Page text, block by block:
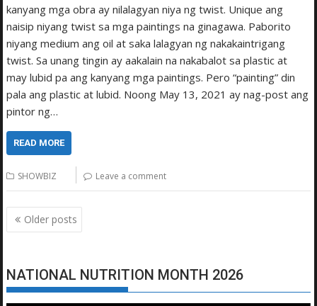
kanyang mga obra ay nilalagyan niya ng twist. Unique ang
naisip niyang twist sa mga paintings na ginagawa. Paborito
niyang medium ang oil at saka lalagyan ng nakakaintrigang
twist. Sa unang tingin ay aakalain na nakabalot sa plastic at
may lubid pa ang kanyang mga paintings. Pero “painting” din
pala ang plastic at lubid. Noong May 13, 2021 ay nag-post ang
pintor ng…
READ MORE
SHOWBIZ Leave a comment
Posts
navigation
Older posts
NATIONAL NUTRITION MONTH 2026